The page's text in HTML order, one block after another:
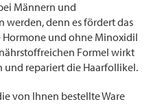
Männern und
werden, denn es fördert das
und ohne Minoxidil
Formel wirkt
und repariert die Haarfollikel.
von Ihnen bestellte Ware